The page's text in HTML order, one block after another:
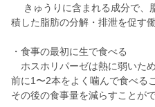
きゅうりに含まれる成分で、
積した脂肪の分解・排泄を促す
・食事の最初に生で食べる
ホスホリパーゼは熱に弱いた
前に1〜2本をよく噛んで食べる
その後の食事量を減らすことがで